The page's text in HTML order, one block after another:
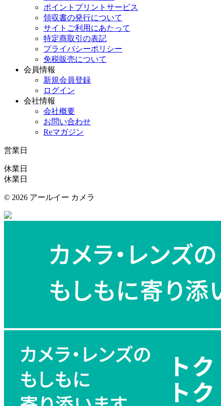
ポイントプリントサービス
領収書の発行について
サイトご利用にあたって
特定商取引の表記
プライバシーポリシー
免税販売について
会員情報
新規会員登録
ログイン
会社情報
会社概要
お問い合わせ
Reマガジン
営業日
休業日
休業日
© 2026 アールイー カメラ